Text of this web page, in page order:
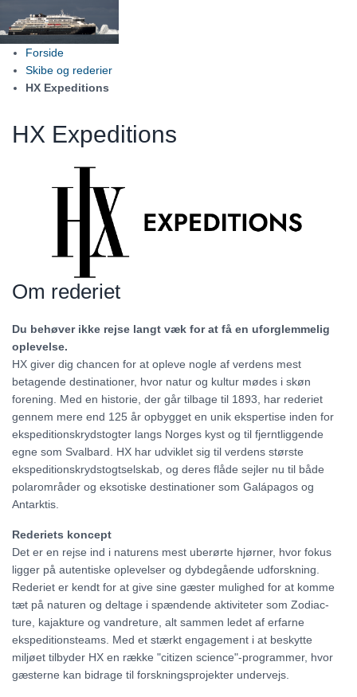
Forside
Skibe og rederier
HX Expeditions
HX Expeditions
Om rederiet
Du behøver ikke rejse langt væk for at få en uforglemmelig
oplevelse.
HX giver dig chancen for at opleve nogle af verdens mest
betagende destinationer, hvor natur og kultur mødes i skøn
forening. Med en historie, der går tilbage til 1893, har rederiet
gennem mere end 125 år opbygget en unik ekspertise inden for
ekspeditionskrydstogter langs Norges kyst og til fjerntliggende
egne som Svalbard. HX har udviklet sig til verdens største
ekspeditionskrydstogtselskab, og deres flåde sejler nu til både
polarområder og eksotiske destinationer som Galápagos og
Antarktis.
Rederiets koncept
Det er en rejse ind i naturens mest uberørte hjørner, hvor fokus
ligger på autentiske oplevelser og dybdegående udforskning.
Rederiet er kendt for at give sine gæster mulighed for at komme
tæt på naturen og deltage i spændende aktiviteter som Zodiac-
ture, kajakture og vandreture, alt sammen ledet af erfarne
ekspeditionsteams. Med et stærkt engagement i at beskytte
miljøet tilbyder HX en række "citizen science"-programmer, hvor
gæsterne kan bidrage til forskningsprojekter undervejs.